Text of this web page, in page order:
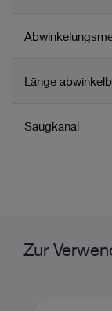
Länge
Saugkanal
Zur